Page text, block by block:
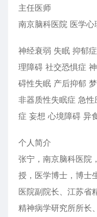
主任医师
南京脑科医院 医学心
神经衰弱 失眠 抑郁
理障碍 社交恐惧症
碍性失眠 产后抑郁
非器质性失眠症 急
症 妄想 心境障碍 异
个人简介
张宁，南京脑科医院
授，医学博士，博士
医院副院长、江苏省
精神病学研究所所长